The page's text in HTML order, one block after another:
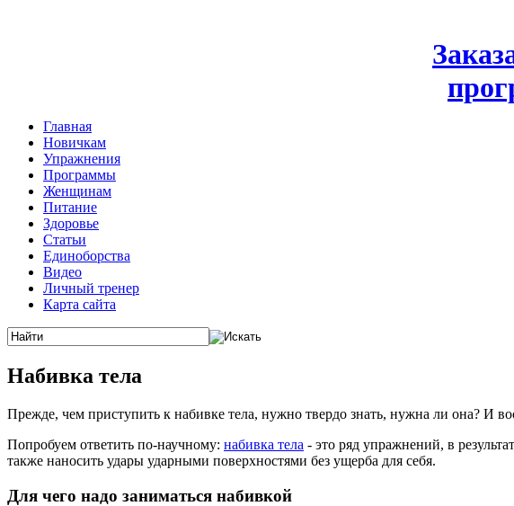
Главная
Новичкам
Упражнения
Программы
Женщинам
Питание
Здоровье
Статьи
Единоборства
Видео
Личный тренер
Карта сайта
Набивка тела
Прежде, чем приступить к набивке тела, нужно твердо знать, нужна ли она? И
Попробуем ответить по-научному: набивка тела - это ряд упражнений, в
также наносить удары ударными поверхностями без ущерба для себя.
Для чего надо заниматься набивкой